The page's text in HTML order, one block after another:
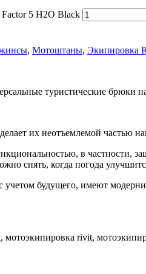
5 H2O Black
, Мотоштаны, Экипировка
туристические брюки
их неотъемлемой частью
в частности,
снять, когда погода
учетом будущего, имеют
rivit,